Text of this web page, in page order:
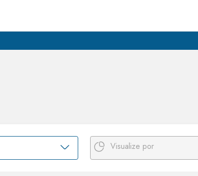
Visualize por